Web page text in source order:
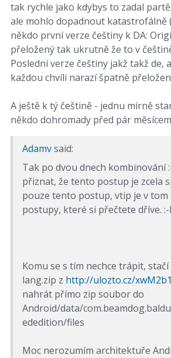
tak rychle jako kdybys to zadal
ale mohlo dopadnout katastrofálně
někdo první verze češtiny k DA:
přeložený tak ukrutně že to v
Poslední verze češtiny jakž takž de,
každou chvíli narazí špatně
A ještě k tý češtině - jednu mírně
někdo dohromady před pár
Adamvsaid:
Tak po dvou dnech kombinování
přiznat, že tento postup je zcela
pouze tento postup, vtip je v tom
postupy, které si přečtete dříve. :-
Komu se s tím nechce trápit,
lang.zip z http://ulozto.cz/
nahrát přímo zip soubor do
Android/data/
ededition/files
Moc nerozumím architektuře